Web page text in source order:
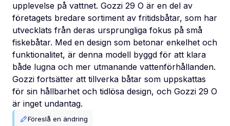
upplevelse på vattnet. Gozzi 29 O är en del av
företagets bredare sortiment av fritidsbåtar, som har
utvecklats från deras ursprungliga fokus på små
fiskebåtar. Med en design som betonar enkelhet och
funktionalitet, är denna modell byggd för att klara
både lugna och mer utmanande vattenförhållanden.
Gozzi fortsätter att tillverka båtar som uppskattas
för sin hållbarhet och tidlösa design, och Gozzi 29 O
är inget undantag.
Föreslå en ändring